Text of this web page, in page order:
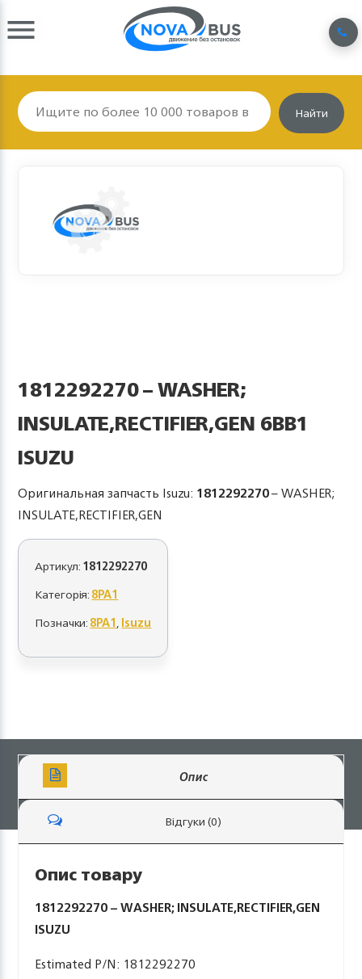
Найти
1812292270 – WASHER;
INSULATE,RECTIFIER,GEN 6BB1
ISUZU
Оригинальная запчасть Isuzu: 1812292270– WASHER;
INSULATE,RECTIFIER,GEN
Артикул:1812292270
Категорія:8PA1
Позначки:8PA1,Isuzu
Опис
Відгуки (0)
Опис товару
1812292270 – WASHER; INSULATE,RECTIFIER,GEN
ISUZU
Estimated P/N: 1812292270